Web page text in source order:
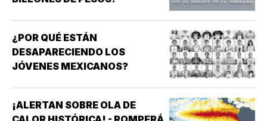
¿POR QUÉ ESTÁN
DESAPARECIENDO LOS
JÓVENES MEXICANOS?
¡ALERTAN SOBRE OLA DE